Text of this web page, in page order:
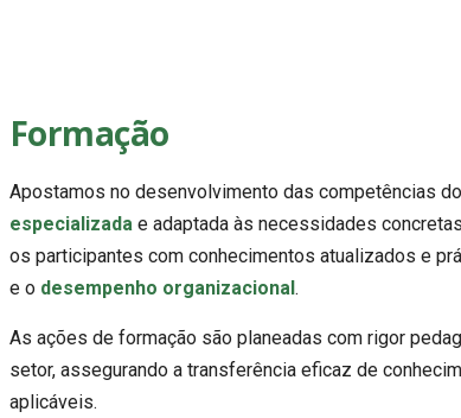
Formação
Apostamos no desenvolvimento das competências
especializada e adaptada às necessidades
os participantes com conhecimentos atualizados e
e o desempenho organizacional.
As ações de formação são planeadas com rigor
setor, assegurando a transferência eficaz de
aplicáveis.